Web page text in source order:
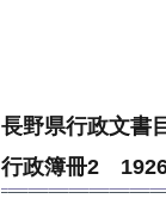
長野県行政文書
行政簿冊2 1926